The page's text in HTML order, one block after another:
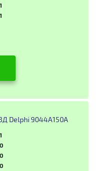
1
1
Delphi 9044A150A
1
0
0
0